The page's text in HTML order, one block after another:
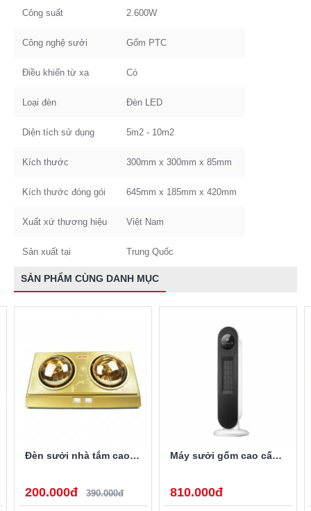
Công suất 2.600W
Công nghệ sưởi Gốm PTC
Điều khiển từ xa Có
Loại đèn Đèn LED
Diện tích sử dụng 5m2 - 10m2
Kích thước 300mm x 300mm x 85mm
Kích thước đóng gói 645mm x 185mm x 420mm
Xuất xứ thương hiệu Việt Nam
Sản xuất tại Trung Quốc
SẢN PHẨM CÙNG DANH MỤC
Đèn sưởi nhà tắm cao cấp H&E Cook HE02D
200.000đ 390.000đ
Máy sưởi gốm cao cấp CREEN CR-H28DT
810.000đ